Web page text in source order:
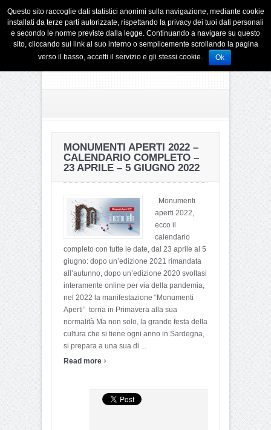
MONUMENTI APERTI 2022 –
CALENDARIO COMPLETO –
23 APRILE – 5 GIUGNO 2022
Monumenti
aperti 2022,
ecco il
calendario
completo con tutte le date, dal 23 aprile al 5
giugno: dopo un’edizione 2021 rimandata
all’autunno, dopo un’edizione 2020 svoltasi
interamente online per via della pandemia,
nel 2022 la manifestazione “Monumenti
Aperti” torna in Primavera alla sua
normalità Ma non solo, la grande festa della
cultura che si tiene ogni anno in Sardegna,
si prepara a una sua di ...
Read more ›
Questo sito raccoglie dati statistici anonimi sulla navigazione, mediante cookie
installati da terze parti autorizzate, rispettando la privacy dei tuoi dati personali
e secondo le norme previste dalla legge. Continuando a navigare su questo
sito, cliccando sui link al suo interno o semplicemente scrollando la pagina
verso il basso, accetti il servizio e gli stessi cookie.
Ok